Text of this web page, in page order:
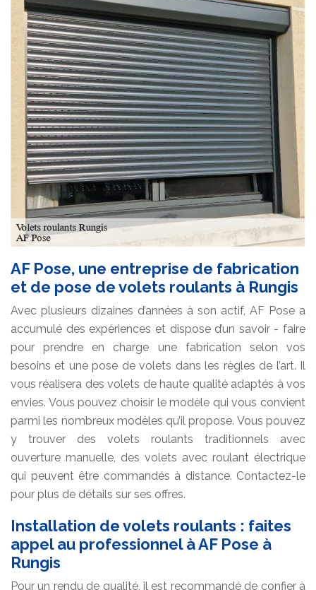
AF Pose, une entreprise de fabrication
et de pose de volets roulants à Rungis
Avec plusieurs dizaines d’années à son actif, AF Pose a
accumulé des expériences et dispose d’un savoir - faire
pour prendre en charge une fabrication selon vos
besoins et une pose de volets dans les règles de l’art. Il
vous réalisera des volets de haute qualité adaptés à vos
envies. Vous pouvez choisir le modèle qui vous convient
parmi les nombreux modèles qu’il propose. Vous pouvez
y trouver des volets roulants traditionnels avec
ouverture manuelle, des volets avec roulant électrique
qui peuvent être commandés à distance. Contactez-le
pour plus de détails sur ses offres.
Installation de volets roulants : faites
appel au professionnel à AF Pose à
Rungis
Pour un rendu de qualité, il est recommandé de confier à